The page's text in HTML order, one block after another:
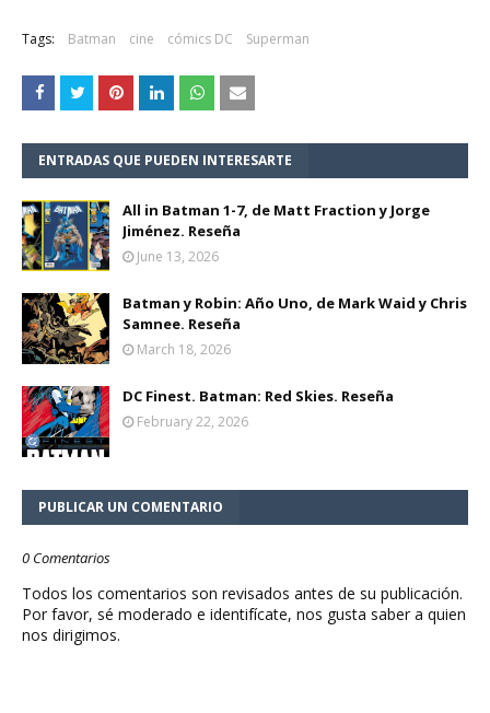
Tags: Batman cine cómics DC Superman
ENTRADAS QUE PUEDEN INTERESARTE
All in Batman 1-7, de Matt Fraction y Jorge
Jiménez. Reseña
June 13, 2026
Batman y Robin: Año Uno, de Mark Waid y Chris
Samnee. Reseña
March 18, 2026
DC Finest. Batman: Red Skies. Reseña
February 22, 2026
PUBLICAR UN COMENTARIO
0 Comentarios
Todos los comentarios son revisados antes de su publicación.
Por favor, sé moderado e identifícate, nos gusta saber a quien
nos dirigimos.